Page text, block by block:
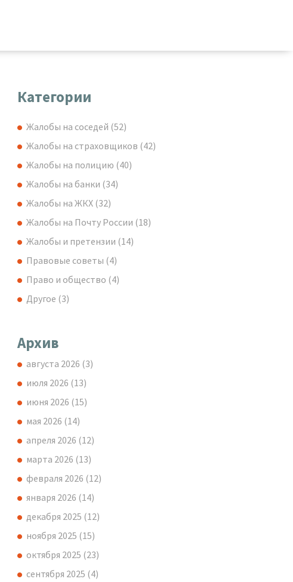
Категории
Жалобы на соседей (52)
Жалобы на страховщиков (42)
Жалобы на полицию (40)
Жалобы на банки (34)
Жалобы на ЖКХ (32)
Жалобы на Почту России (18)
Жалобы и претензии (14)
Правовые советы (4)
Право и общество (4)
Другое (3)
Архив
августа 2026 (3)
июля 2026 (13)
июня 2026 (15)
мая 2026 (14)
апреля 2026 (12)
марта 2026 (13)
февраля 2026 (12)
января 2026 (14)
декабря 2025 (12)
ноября 2025 (15)
октября 2025 (23)
сентября 2025 (4)